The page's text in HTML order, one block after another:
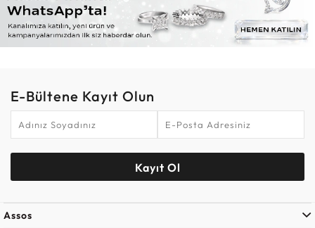
E-Bültene Kayıt Olun
Kayıt Ol
Assos